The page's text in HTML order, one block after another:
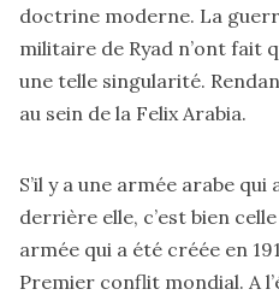
doctrine moderne. La
militaire de Ryad n’ont fait
une telle singularité.
au sein de la Felix Arabia.
S’il y a une armée arabe
derrière elle, c’est bien
armée qui a été créée en
Premier conflit mondial. A